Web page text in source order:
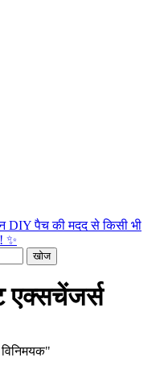
DIY पैच की मदद से किसी भी
✨
एक्सचेंजर्स